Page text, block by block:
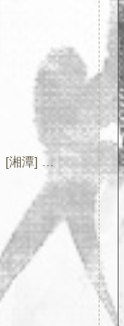
两湖张氏五修家乘: 六卷，首一卷，末一卷：[湘潭] PDF电子版下载